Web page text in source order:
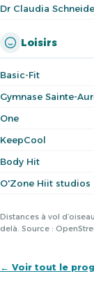
Dr Claudia
Loisirs
Basic-Fit
Gymnase Sainte-
One
KeepCool
Body Hit
O'Zone Hiit studios
Distances à vol
delà. Source :
← Voir tout le